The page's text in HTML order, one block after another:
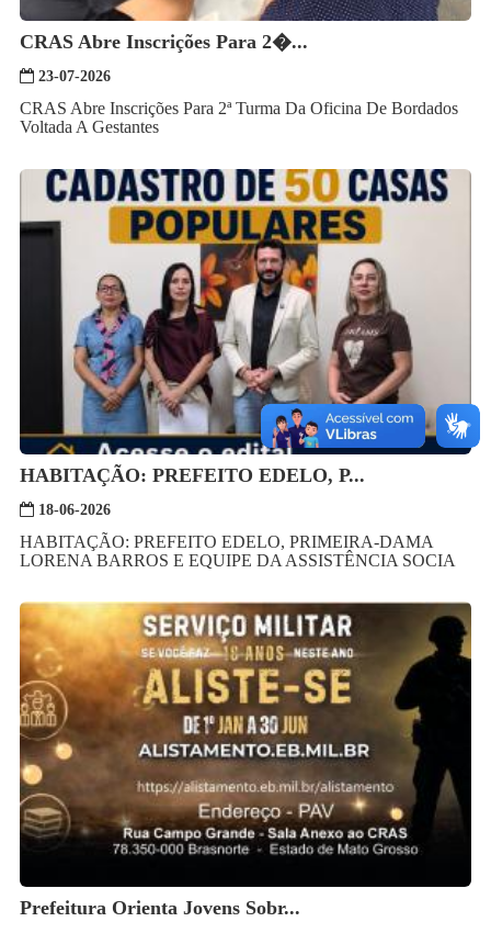
CRAS Abre Inscrições Para 2�...
23-07-2026
CRAS Abre Inscrições Para 2ª Turma Da Oficina De Bordados
Voltada A Gestantes
HABITAÇÃO: PREFEITO EDELO, P...
18-06-2026
HABITAÇÃO: PREFEITO EDELO, PRIMEIRA-DAMA
LORENA BARROS E EQUIPE DA ASSISTÊNCIA SOCIA
Prefeitura Orienta Jovens Sobr...